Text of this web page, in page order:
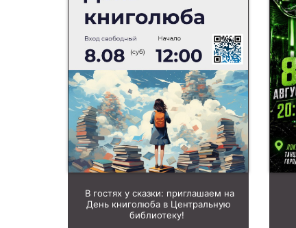
В гостях у сказки: приглашаем на
День книголюба в Центральную
библиотеку!